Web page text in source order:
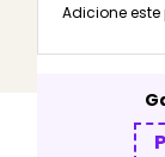
Adicione